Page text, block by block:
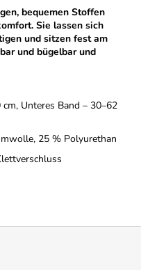
bequemen Stoffen
Sie lassen sich
und sitzen fest am
und bügelbar und
Unteres Band – 30–62
25 % Polyurethan